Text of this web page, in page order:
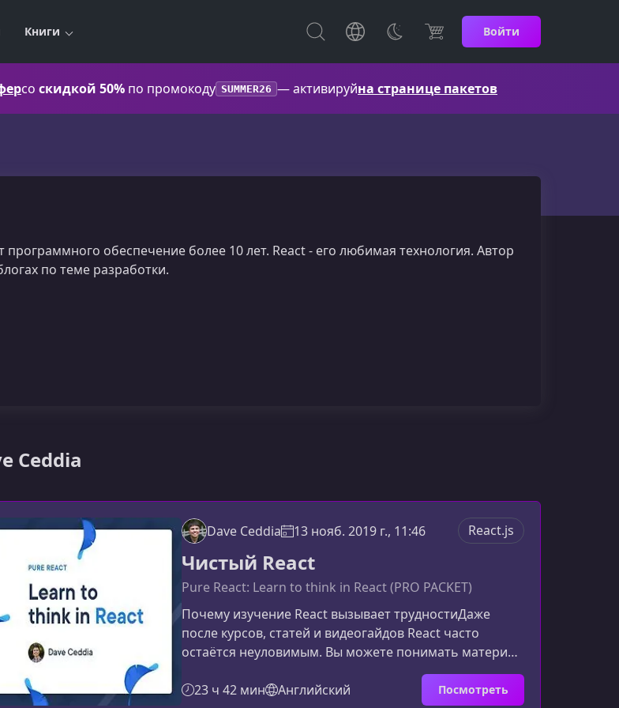
Книги Войти
со скидкой 50% по промокоду SUMMER26 — активируйна странице пакетов
обеспечение более 10 лет. React - его любимая технология. Автор
по теме разработки.
Ceddia
Dave Ceddia 13 нояб. 2019 г., 11:46 React.js
Чистый React
Pure React: Learn to think in React (PRO PACKET)
Почему изучение React вызывает трудностиДаже
после курсов, статей и видеогайдов React часто
остаётся неуловимым. Вы можете понимать материал
по ходу урока, но спустя день — всё растворяется в
тумане. Почему так?Сотни входных точек: сложно
23 ч 42 мин Английский Посмотреть